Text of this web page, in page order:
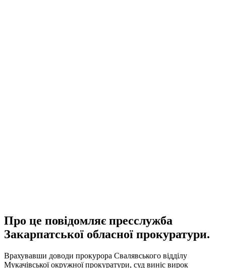
Про це повідомляє пресслужба
Закарпатської обласної прокуратури.
Врахувавши доводи прокурора Свалявського відділу
Мукачівської окружної прокуратури, суд виніс вирок